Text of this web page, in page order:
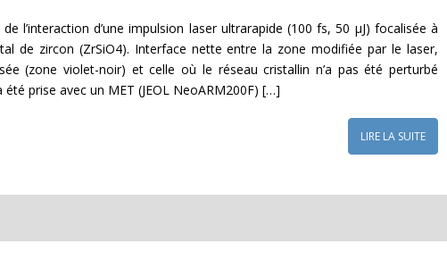
l’interaction d’une impulsion laser ultrarapide (100 fs, 50 µJ) focalisée à
de zircon (ZrSiO4). Interface nette entre la zone modifiée par le laser,
(zone violet-noir) et celle où le réseau cristallin n’a pas été perturbé
été prise avec un MET (JEOL NeoARM200F) […]
LIRE LA SUITE